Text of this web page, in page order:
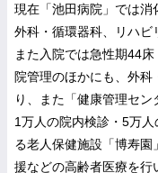
現在「池田病院」では
外科・循環器科、リハビ
また入院では急性期44
院管理のほかにも、外
り、また「健康管理セ
1万人の院内検診・5万
る老人保健施設「博寿
援などの高齢者医療を行